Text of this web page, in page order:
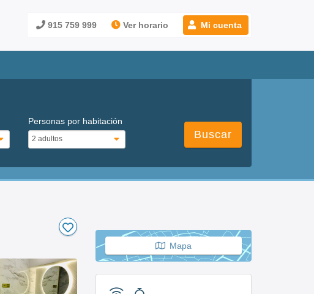
915 759 999 Ver horario Mi cuenta
Personas por habitación
Buscar
Mapa